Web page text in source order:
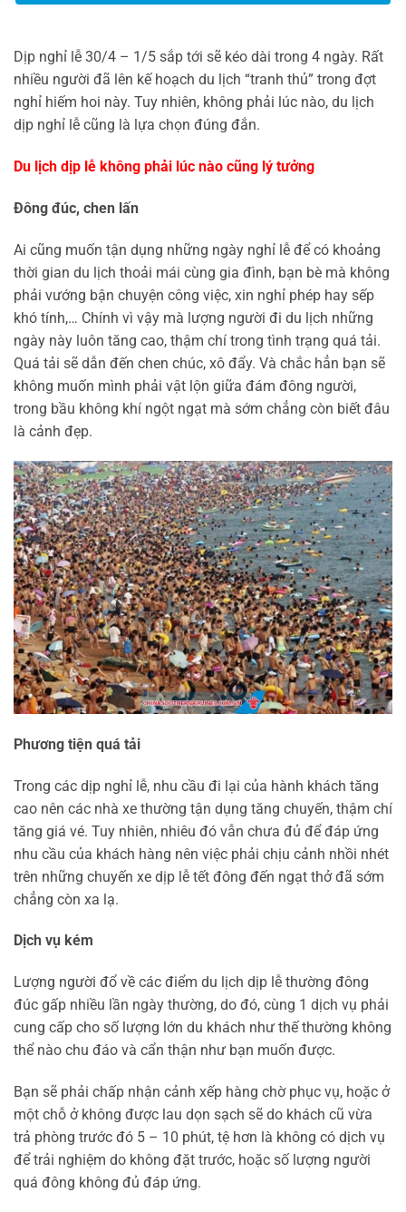
Dịp nghỉ lễ 30/4 – 1/5 sắp tới sẽ kéo dài trong 4 ngày. Rất
nhiều người đã lên kế hoạch du lịch “tranh thủ” trong đợt
nghỉ hiếm hoi này. Tuy nhiên, không phải lúc nào, du lịch
dịp nghỉ lễ cũng là lựa chọn đúng đắn.
Du lịch dịp lễ không phải lúc nào cũng lý tưởng
Đông đúc, chen lấn
Ai cũng muốn tận dụng những ngày nghỉ lễ để có khoảng
thời gian du lịch thoải mái cùng gia đình, bạn bè mà không
phải vướng bận chuyện công việc, xin nghỉ phép hay sếp
khó tính,… Chính vì vậy mà lượng người đi du lịch những
ngày này luôn tăng cao, thậm chí trong tình trạng quá tải.
Quá tải sẽ dẫn đến chen chúc, xô đẩy. Và chắc hẳn bạn sẽ
không muốn mình phải vật lộn giữa đám đông người,
trong bầu không khí ngột ngạt mà sớm chẳng còn biết đâu
là cảnh đẹp.
Phương tiện quá tải
Trong các dịp nghỉ lễ, nhu cầu đi lại của hành khách tăng
cao nên các nhà xe thường tận dụng tăng chuyến, thậm chí
tăng giá vé. Tuy nhiên, nhiêu đó vẫn chưa đủ để đáp ứng
nhu cầu của khách hàng nên việc phải chịu cảnh nhồi nhét
trên những chuyến xe dịp lễ tết đông đến ngạt thở đã sớm
chẳng còn xa lạ.
Dịch vụ kém
Lượng người đổ về các điểm du lịch dịp lễ thường đông
đúc gấp nhiều lần ngày thường, do đó, cùng 1 dịch vụ phải
cung cấp cho số lượng lớn du khách như thế thường không
thể nào chu đáo và cẩn thận như bạn muốn được.
Bạn sẽ phải chấp nhận cảnh xếp hàng chờ phục vụ, hoặc ở
một chỗ ở không được lau dọn sạch sẽ do khách cũ vừa
trả phòng trước đó 5 – 10 phút, tệ hơn là không có dịch vụ
để trải nghiệm do không đặt trước, hoặc số lượng người
quá đông không đủ đáp ứng.